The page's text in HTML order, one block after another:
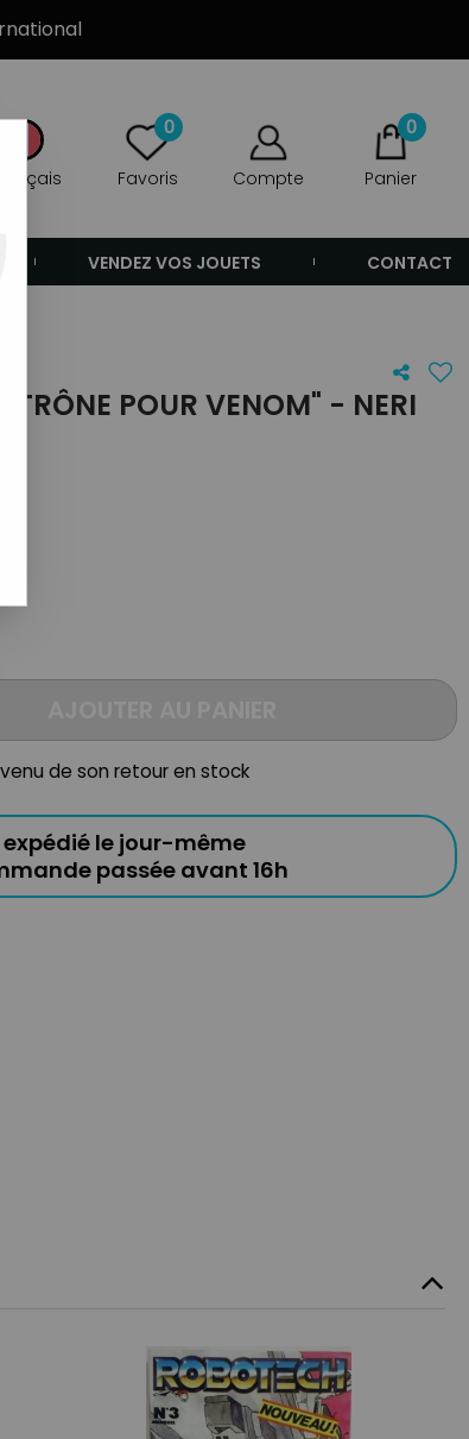
Français
0
Favoris Compte
0
Panier
VENDEZ VOS JOUETS CONTACT
TRÔNE POUR VENOM" - NERI
de son retour en stock
le jour-même
passée avant 16h